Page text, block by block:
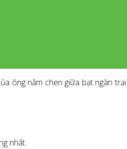
ông nằm chen giữa bạt ngàn
nhất.